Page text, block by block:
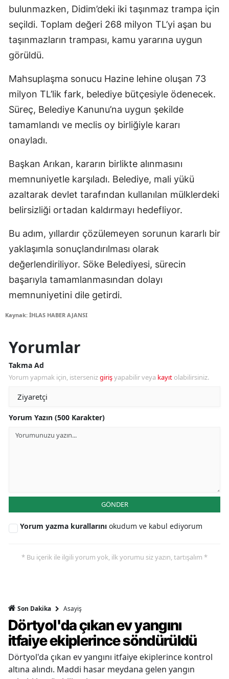
bulunmazken, Didim’deki iki taşınmaz trampa için
seçildi. Toplam değeri 268 milyon TL’yi aşan bu
taşınmazların trampası, kamu yararına uygun
görüldü.
Mahsuplaşma sonucu Hazine lehine oluşan 73
milyon TL’lik fark, belediye bütçesiyle ödenecek.
Süreç, Belediye Kanunu’na uygun şekilde
tamamlandı ve meclis oy birliğiyle kararı
onayladı.
Başkan Arıkan, kararın birlikte alınmasını
memnuniyetle karşıladı. Belediye, mali yükü
azaltarak devlet tarafından kullanılan mülklerdeki
belirsizliği ortadan kaldırmayı hedefliyor.
Bu adım, yıllardır çözülemeyen sorunun kararlı bir
yaklaşımla sonuçlandırılması olarak
değerlendiriliyor. Söke Belediyesi, sürecin
başarıyla tamamlanmasından dolayı
memnuniyetini dile getirdi.
Kaynak: İHLAS HABER AJANSI
Yorumlar
Takma Ad
Yorum yapmak için, istersenizgirişyapabilir veya kayıt olabilirsiniz.
Yorum Yazın (500 Karakter)
GÖNDER
Yorum yazma kurallarını okudum ve kabul ediyorum
* Bu içerik ile ilgili yorum yok, ilk yorumu siz yazın, tartışalım *
Son Dakika Asayiş
Dörtyol'da çıkan ev yangını
itfaiye ekiplerince söndürüldü
Dörtyol'da çıkan ev yangını itfaiye ekiplerince kontrol
altına alındı. Maddi hasar meydana gelen yangın